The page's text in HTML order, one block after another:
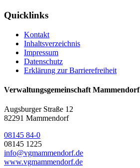
Quicklinks
Kontakt
Inhaltsverzeichnis
Impressum
Datenschutz
Erklärung zur Barrierefreiheit
Verwaltungsgemeinschaft Mammendorf
Augsburger Straße 12
82291 Mammendorf
08145 84-0
08145 1225
info@vgmammendorf.de
www.vgmammendorf.de